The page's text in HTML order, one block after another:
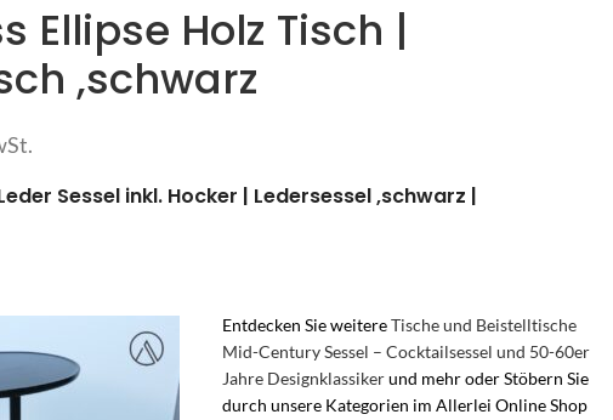
Ellipse Holz Tisch |
,schwarz
Sessel inkl. Hocker | Ledersessel ,schwarz |
Entdecken Sie weitereTische und Beistelltische
Mid-Century Sessel – Cocktailsessel und 50-60er
Jahre Designklassikerund mehr oder Stöbern Sie
durch unsere Kategorien im Allerlei Online Shop